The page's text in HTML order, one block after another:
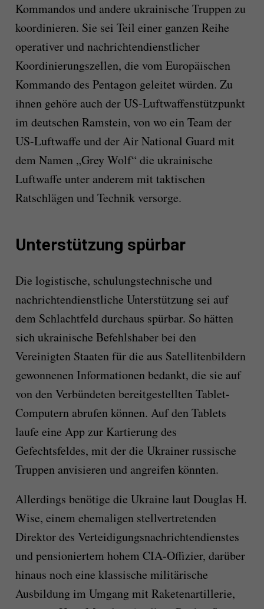
Kommandos und andere ukrainische Truppen zu
koordinieren. Sie sei Teil einer ganzen Reihe
operativer und nachrichtendienstlicher
Koordinierungszellen, die vom Europäischen
Kommando des Pentagon geleitet würden. Zu
ihnen gehöre auch der US-Luftwaffenstützpunkt
im deutschen Ramstein, von wo ein Team der
US-Luftwaffe und der Air National Guard mit
dem Namen „Grey Wolf“ die ukrainische
Luftwaffe unter anderem mit taktischen
Ratschlägen und Technik versorge.
Unterstützung spürbar
Die logistische, schulungstechnische und
nachrichtendienstliche Unterstützung sei auf
dem Schlachtfeld durchaus spürbar. So hätten
sich ukrainische Befehlshaber bei den
Vereinigten Staaten für die aus Satellitenbildern
gewonnenen Informationen bedankt, die sie auf
von den Verbündeten bereitgestellten Tablet-
Computern abrufen können. Auf den Tablets
laufe eine App zur Kartierung des
Gefechtsfeldes, mit der die Ukrainer russische
Truppen anvisieren und angreifen könnten.
Allerdings benötige die Ukraine laut Douglas H.
Wise, einem ehemaligen stellvertretenden
Direktor des Verteidigungsnachrichtendienstes
und pensioniertem hohem CIA-Offizier, darüber
hinaus noch eine klassische militärische
Ausbildung im Umgang mit Raketenartillerie,